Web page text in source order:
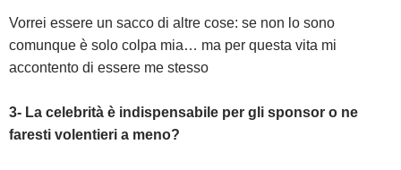
Vorrei essere un sacco di altre cose: se non lo sono
comunque è solo colpa mia… ma per questa vita mi
accontento di essere me stesso
3- La celebrità è indispensabile per gli sponsor o ne
faresti volentieri a meno?